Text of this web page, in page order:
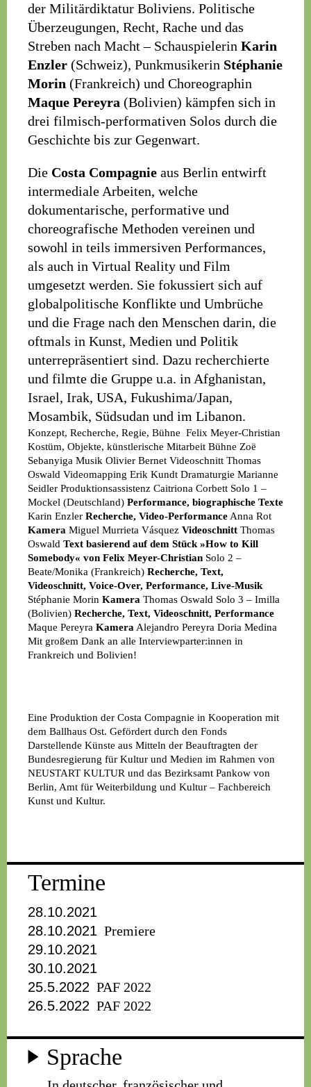
der Militärdiktatur Boliviens. Politische
Überzeugungen, Recht, Rache und das
Streben nach Macht – Schauspielerin Karin
Enzler (Schweiz), Punkmusikerin Stéphanie
Morin (Frankreich) und Choreographin
Maque Pereyra (Bolivien) kämpfen sich in
drei filmisch-performativen Solos durch die
Geschichte bis zur Gegenwart.
Die Costa Compagnie aus Berlin entwirft
intermediale Arbeiten, welche
dokumentarische, performative und
choreografische Methoden vereinen und
sowohl in teils immersiven Performances,
als auch in Virtual Reality und Film
umgesetzt werden. Sie fokussiert sich auf
globalpolitische Konflikte und Umbrüche
und die Frage nach den Menschen darin, die
oftmals in Kunst, Medien und Politik
unterrepräsentiert sind. Dazu recherchierte
und filmte die Gruppe u.a. in Afghanistan,
Israel, Irak, USA, Fukushima/Japan,
Mosambik, Südsudan und im Libanon.
Konzept, Recherche, Regie, Bühne Felix Meyer-Christian
Kostüm, Objekte, künstlerische Mitarbeit Bühne Zoë
Sebanyiga Musik Olivier Bernet Videoschnitt Thomas
Oswald Videomapping Erik Kundt Dramaturgie Marianne
Seidler Produktionsassistenz Caitriona Corbett Solo 1 –
Mockel (Deutschland) Performance, biographische Texte
Karin Enzler Recherche, Video-PerformanceAnna Rot
Kamera Miguel Murrieta Vásquez Videoschnitt Thomas
Oswald Text basierend auf dem Stück »How to Kill
Somebody« von Felix Meyer-Christian Solo 2 –
Beate/Monika (Frankreich) Recherche, Text,
Videoschnitt, Voice-Over, Performance, Live-Musik
Stéphanie Morin Kamera Thomas Oswald Solo 3 – Imilla
(Bolivien) Recherche, Text, Videoschnitt, Performance
Maque Pereyra KameraAlejandro Pereyra Doria Medina
Mit großem Dank an alle Interviewparter:innen in
Frankreich und Bolivien!
Eine Produktion der Costa Compagnie in Kooperation mit
dem Ballhaus Ost. Gefördert durch den Fonds
Darstellende Künste aus Mitteln der Beauftragten der
Bundesregierung für Kultur und Medien im Rahmen von
NEUSTART KULTUR und das Bezirksamt Pankow von
Berlin, Amt für Weiterbildung und Kultur – Fachbereich
Kunst und Kultur.
Termine
28.10.2021
28.10.2021 Premiere
29.10.2021
30.10.2021
25.5.2022 PAF 2022
26.5.2022 PAF 2022
Sprache